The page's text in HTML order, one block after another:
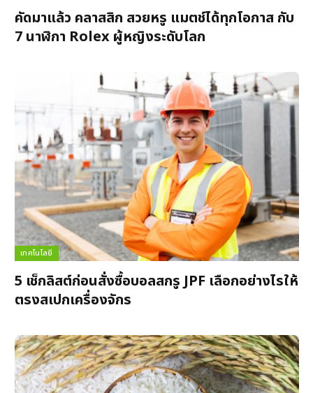
คัดมาแล้ว คลาสสิก สวยหรู แมตช์ได้ทุกโอกาส กับ
7 นาฬิกา Rolex ผู้หญิงระดับโลก
เทคโนโลยี
5 เช็กลิสต์ก่อนสั่งซื้อบอลสกรู JPF เลือกอย่างไรให้
ตรงสเปกเครื่องจักร